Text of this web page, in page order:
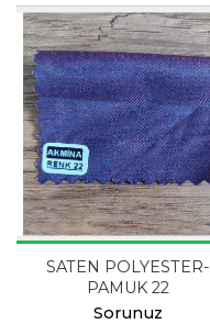
SATEN POLYESTER-
PAMUK 22
Sorunuz